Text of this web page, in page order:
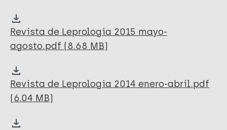
Revista de Leprologia 2015 mayo-
agosto.pdf (8.68 MB)
Revista de Leprologia 2014 enero-abril.pdf
(6.04 MB)